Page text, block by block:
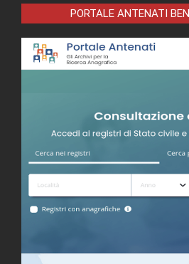
PORTALE ANTENATI